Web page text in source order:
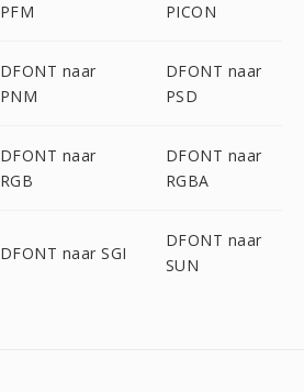
PFM
PICON
DFONT naar
PNM
DFONT naar
PSD
DFONT naar
RGB
DFONT naar
RGBA
DFONT naar SGI
DFONT naar
SUN